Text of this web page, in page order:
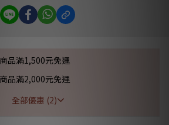
品滿1,500元免運
品滿2,000元免運
全部優惠 (2)